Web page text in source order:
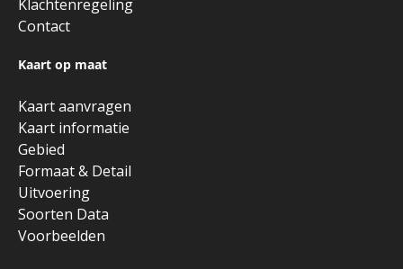
Klachtenregeling
Contact
Kaart op maat
Kaart aanvragen
Kaart informatie
Gebied
Formaat & Detail
Uitvoering
Soorten Data
Voorbeelden